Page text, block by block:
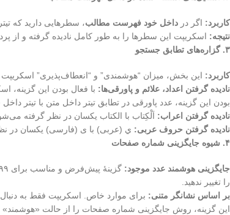
کاربرد: اگر در داخل خود فهرست مطالب، سطرهایی دارید که
نتیجه: اسکریپت این سطرها را به طور کامل نادیده گرفته و از
۳.گزاره‌های تطابق جستجو
کاربرد: این بخش، میزان “هوشمندی” و “انعطاف‌پذیری” اسکریپت
نادیده گرفتن اعداد، علائم و پاورقی‌ها:
بودن این گزینه، عدد پاورقی در تطابق تیتر داخل متن با تیتر
نادیده گرفتن اعراب: اَلْکِتاب با الکتاب یکسان در نظر گرفته
نادیده گرفتن حروف عربی: ي (عربی) با ی (فارسی) یکسان در
۴. شیوه جایگزینی شماره صفحات
جایگزینی هوشمند عدد موجود:
را تغییر ندهید.
بر اساس نشانگر متنی: برای موارد خاص. اسکریپت فقط به
این گزینه، روش جایگزینی شماره صفحات را از حالت